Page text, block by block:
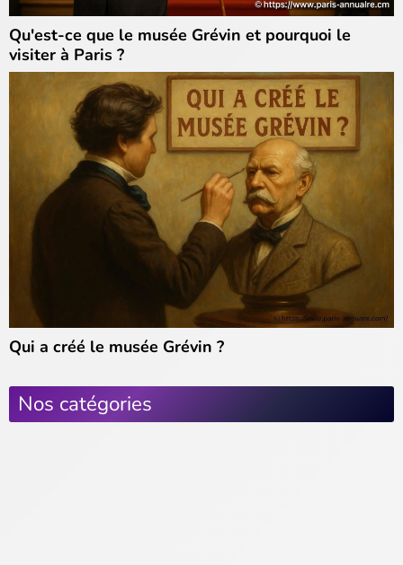
Qu'est-ce que le musée Grévin et pourquoi le
visiter à Paris ?
Qui a créé le musée Grévin ?
Nos catégories